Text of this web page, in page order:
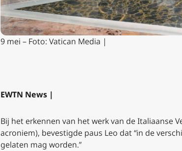
9 mei – Foto: Vatican Media |
EWTN News |
Bij het erkennen van het werk van de Italiaanse
acroniem), bevestigde paus Leo dat “in de
gelaten mag worden.”